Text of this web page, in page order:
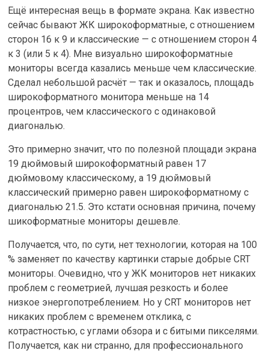
Ещё интересная вещь в формате экрана. Как известно
сейчас бывают ЖК широкоформатные, с отношением
сторон 16 к 9 и классические — с отношением сторон 4
к 3 (или 5 к 4). Мне визуально широкоформатные
мониторы всегда казались меньше чем классические.
Сделал небольшой расчёт — так и оказалось, площадь
широкоформатного монитора меньше на 14
процентров, чем классического с одинаковой
диагональю.
Это примерно значит, что по полезной площади экрана
19 дюймовый широкоформатный равен 17
дюймовому классическому, а 19 дюймовый
классический примерно равен широкоформатному с
диагональю 21.5. Это кстати основная причина, почему
шикоформатные мониторы дешевле.
Получается, что, по сути, нет технологии, которая на 100
% заменяет по качеству картинки старые добрые CRT
мониторы. Очевидно, что у ЖК мониторов нет никаких
проблем с геометрией, лучшая резкость и более
низкое энергопотреблением. Но у CRT мониторов нет
никаких проблем с временем отклика, с
котрастностью, с углами обзора и с битыми пикселями.
Получается, как ни странно, для профессионального